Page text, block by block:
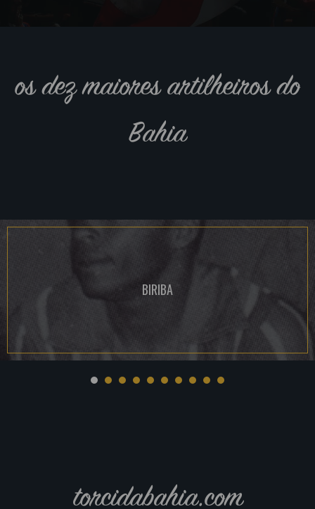
os dez maiores artilheiros do
Bahia
BIRIBA
torcidabahia.com